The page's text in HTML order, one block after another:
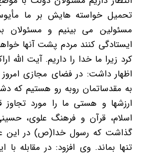
تحمیل خواسته هایش بر ما
مسئولین می بینیم و مسئولان
ایستادگی کنند مردم پشت آنها
کرد زیرا ما خدا را داریم. آیت
اظهار داشت: در فضای مجازی
به مقدساتمان روبه رو هستیم که
ارزشها و هستی ما را مورد
اسلام، قرآن و فرهنگ علوی،
گذاشت که رسول خدا(ص) در این
تنها بماند. وی افزود: در مقابله